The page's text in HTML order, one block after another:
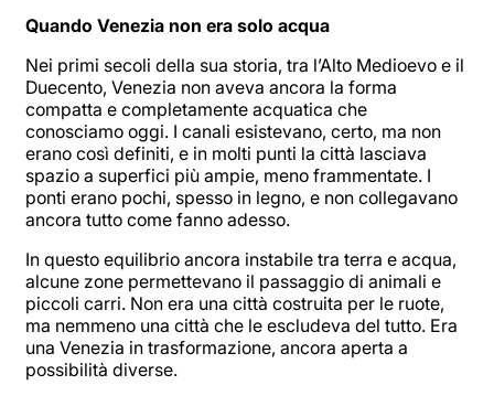
Quando Venezia non era solo acqua
Nei primi secoli della sua storia, tra l’Alto Medioevo e il
Duecento, Venezia non aveva ancora la forma
compatta e completamente acquatica che
conosciamo oggi. I canali esistevano, certo, ma non
erano così definiti, e in molti punti la città lasciava
spazio a superfici più ampie, meno frammentate. I
ponti erano pochi, spesso in legno, e non collegavano
ancora tutto come fanno adesso.
In questo equilibrio ancora instabile tra terra e acqua,
alcune zone permettevano il passaggio di animali e
piccoli carri. Non era una città costruita per le ruote,
ma nemmeno una città che le escludeva del tutto. Era
una Venezia in trasformazione, ancora aperta a
possibilità diverse.